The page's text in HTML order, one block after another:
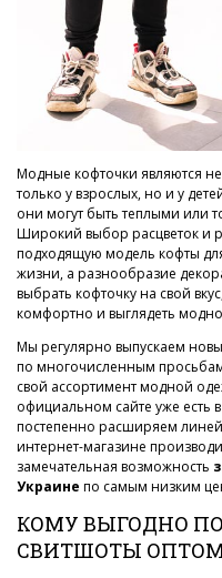
Модные кофточки являются
только у взрослых, но и у
они могут быть теплыми или
Широкий выбор расцветок и
подходящую модель кофты
жизни, а разнообразие
выбрать кофточку на свой
комфортно и выглядеть
Мы регулярно выпускаем
по многочисленным
свой ассортимент модной
официальном сайте уже есть
постепенно расширяем
интернет-магазине
замечательная возможность
Украине по самым низким
КОМУ ВЫГОДНО
СВИТШОТЫ